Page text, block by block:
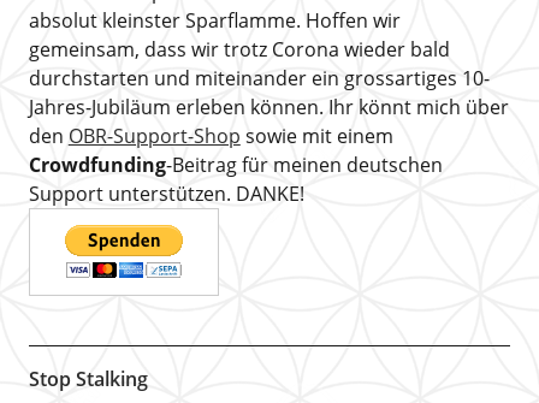
absolut kleinster Sparflamme. Hoffen wir
gemeinsam, dass wir trotz Corona wieder bald
durchstarten und miteinander ein grossartiges 10-
Jahres-Jubiläum erleben können. Ihr könnt mich über
den OBR-Support-Shop sowie mit einem
Crowdfunding-Beitrag für meinen deutschen
Support unterstützen. DANKE!
Stop Stalking